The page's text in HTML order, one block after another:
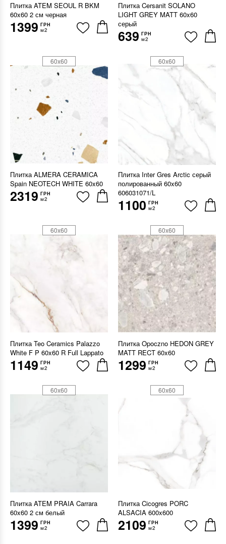
Плитка ATEM SEOUL R BKM
60x60 2 см черная
1399 ГРН
м2
Плитка Cersanit SOLANO
LIGHT GREY MATT 60x60
серый
639 ГРН
м2
Плитка ALMERA CERAMICA
Spain NEOTECH WHITE 60x60
2319 ГРН
м2
60x60
Плитка Inter Gres Arctic серый
полированный 60x60
606031071/L
1100 ГРН
м2
60x60
Плитка Teo Ceramics Palazzo
White F P 60x60 R Full Lappato
1149 ГРН
м2
60x60
Плитка Opoczno HEDON GREY
MATT RECT 60x60
1299 ГРН
м2
60x60
Плитка ATEM PRAIA Carrara
60x60 2 см белый
1399 ГРН
м2
60x60
Плитка Cicogres PORC
ALSACIA 600x600
2109 ГРН
м2
60x60